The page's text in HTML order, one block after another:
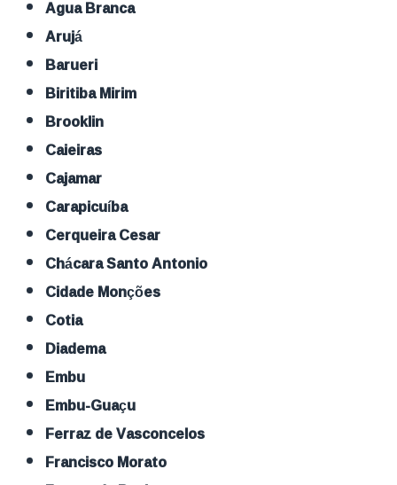
Agua Branca
Arujá
Barueri
Biritiba Mirim
Brooklin
Caieiras
Cajamar
Carapicuíba
Cerqueira Cesar
Chácara Santo Antonio
Cidade Monções
Cotia
Diadema
Embu
Embu-Guaçu
Ferraz de Vasconcelos
Francisco Morato